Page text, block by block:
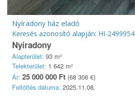
Nyíradony ház eladó
Keresés azonosító alapján: HI-2499954
Nyíradony
Alapterület: 93 m²
Telekterület: 1 642 m²
Ár: 25 000 000 Ft (68 306 €)
Feltöltés dátuma: 2025.11.08.